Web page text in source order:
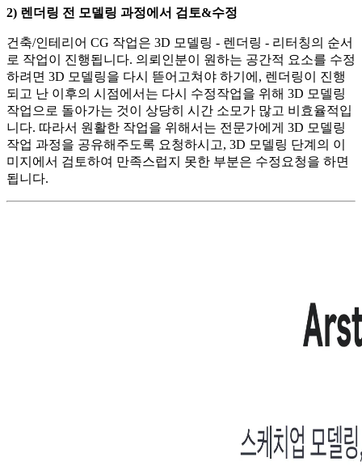
2) 렌더링 전 모델링 과정에서 검토&수정
건축/인테리어 CG 작업은 3D 모델링 - 렌더링 - 리터칭의 순서
로 작업이 진행됩니다. 의뢰인분이 원하는 공간적 요소를 수정
하려면 3D 모델링을 다시 뜯어고쳐야 하기에, 렌더링이 진행
되고 난 이후의 시점에서는 다시 수정작업을 위해 3D 모델링
작업으로 돌아가는 것이 상당히 시간 소모가 많고 비효율적입
니다. 따라서 원활한 작업을 위해서는 전문가에게 3D 모델링
작업 과정을 공유해주도록 요청하시고, 3D 모델링 단계의 이
미지에서 검토하여 만족스럽지 못한 부분은 수정요청을 하면
됩니다.